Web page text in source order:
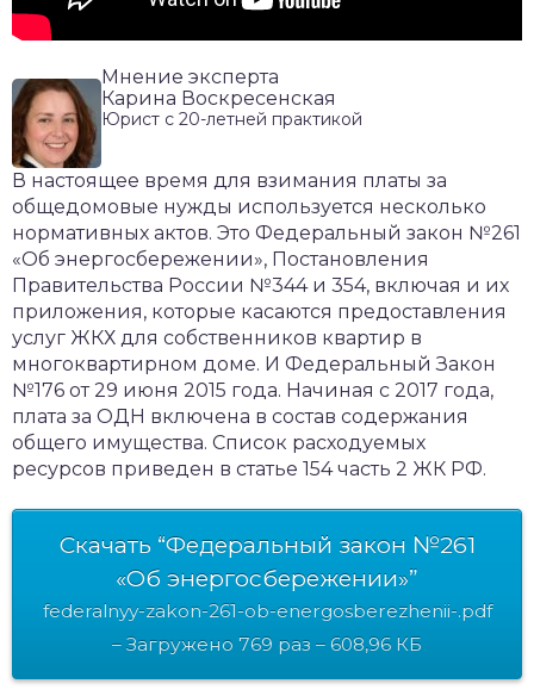
Мнение эксперта
Карина Воскресенская
Юрист с 20-летней практикой
В настоящее время для взимания платы за
общедомовые нужды используется несколько
нормативных актов. Это Федеральный закон №261
«Об энергосбережении», Постановления
Правительства России №344 и 354, включая и их
приложения, которые касаются предоставления
услуг ЖКХ для собственников квартир в
многоквартирном доме. И Федеральный Закон
№176 от 29 июня 2015 года. Начиная с 2017 года,
плата за ОДН включена в состав содержания
общего имущества. Список расходуемых
ресурсов приведен в статье 154 часть 2 ЖК РФ.
Скачать “Федеральный закон №261
«Об энергосбережении»”
federalnyy-zakon-261-ob-energosberezhenii-.pdf
– Загружено 769 раз – 608,96 КБ